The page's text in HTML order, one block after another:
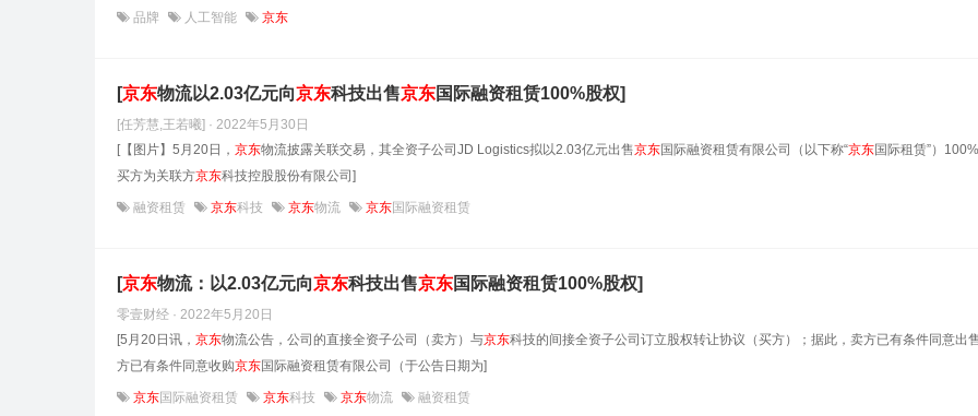
品牌 人工智能 京东
[京东物流以2.03亿元向京东科技出售京东国际融资租赁100%股权]
[任芳慧,王若曦] · 2022年5月30日
[【图片】5月20日， 京东物流披露关联交易，其全资子公司JD Logistics拟以2.03亿元出售京东国际融资租赁有限公司（以下称“京东国际租赁”）
买方为关联方京东科技控股股份有限公司]
融资租赁 京东科技 京东物流 京东国际融资租赁
[京东物流：以2.03亿元向京东科技出售京东国际融资租赁100%股权]
零壹财经 · 2022年5月20日
[5月20日讯， 京东物流公告，公司的直接全资子公司（卖方）与京东科技的间接全资子公司订立股权转让协议（买方）；据此，卖方已有条件同意出
方已有条件同意收购京东国际融资租赁有限公司（于公告日期为]
京东国际融资租赁 京东科技 京东物流 融资租赁